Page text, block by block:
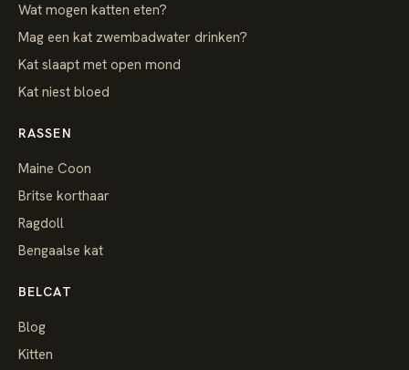
Wat mogen katten eten?
Mag een kat zwembadwater drinken?
Kat slaapt met open mond
Kat niest bloed
RASSEN
Maine Coon
Britse korthaar
Ragdoll
Bengaalse kat
BELCAT
Blog
Kitten